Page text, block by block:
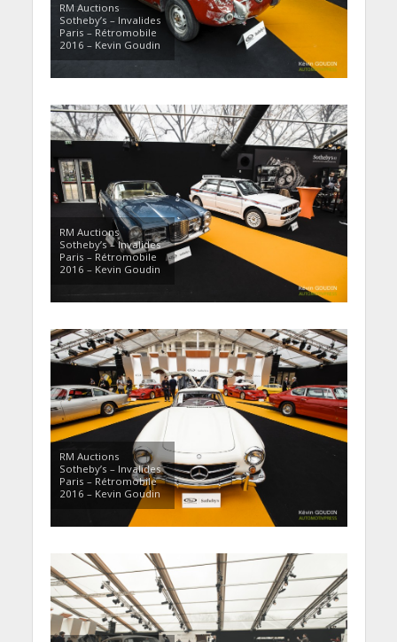
RM Auctions
Sotheby’s – Invalides
Paris – Rétromobile
2016 – Kevin Goudin
RM Auctions
Sotheby’s – Invalides
Paris – Rétromobile
2016 – Kevin Goudin
RM Auctions
Sotheby’s – Invalides
Paris – Rétromobile
2016 – Kevin Goudin